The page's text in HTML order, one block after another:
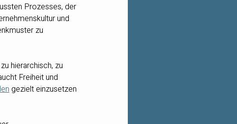
Prozesses, der
und
zu
hierarchisch, zu
Freiheit und
gezielt einzusetzen